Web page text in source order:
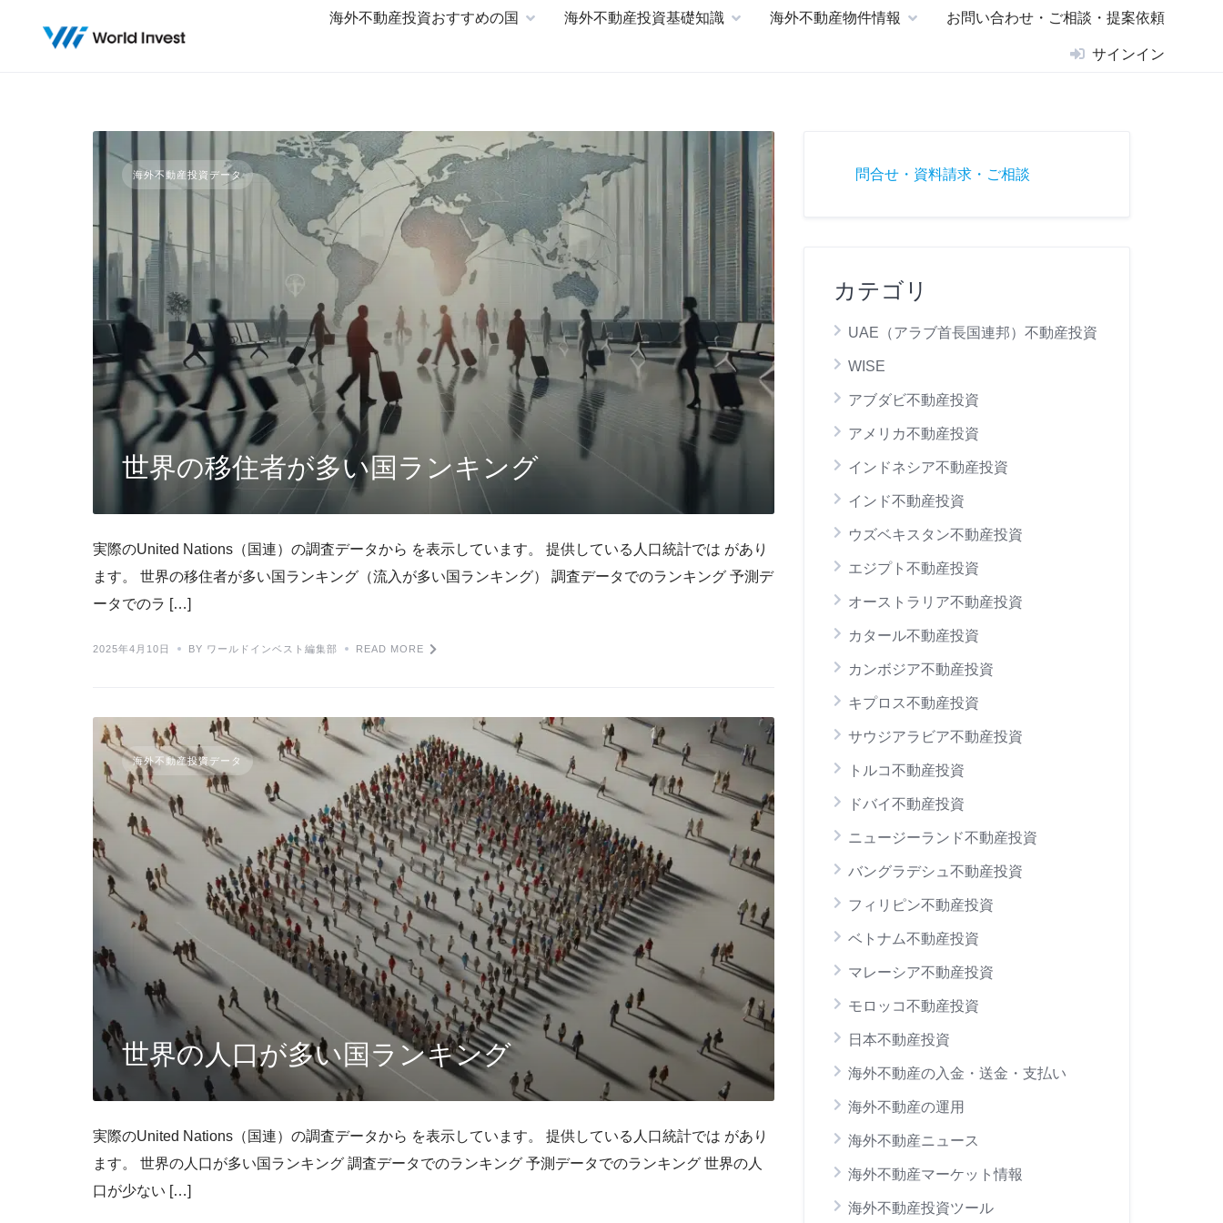
海外不動産投資おすすめの国 海外不動産投資基礎知識 海外不動産物件情報 お問い合わせ・ご相談・提案依頼
サインイン
海外不動産投資データ
世界の移住者が多い国ランキング
実際のUnited Nations（国連）の調査データから を表示しています。 提供している人口統計では があり
ます。 世界の移住者が多い国ランキング（流入が多い国ランキング） 調査データでのランキング 予測デ
ータでのラ […]
2025年4月10日 BY ワールドインベスト編集部 READ MORE
海外不動産投資データ
世界の人口が多い国ランキング
実際のUnited Nations（国連）の調査データから を表示しています。 提供している人口統計では があり
ます。 世界の人口が多い国ランキング 調査データでのランキング 予測データでのランキング 世界の人
口が少ない […]
問合せ・資料請求・ご相談
カテゴリ
UAE（アラブ首長国連邦）不動産投資
WISE
アブダビ不動産投資
アメリカ不動産投資
インドネシア不動産投資
インド不動産投資
ウズベキスタン不動産投資
エジプト不動産投資
オーストラリア不動産投資
カタール不動産投資
カンボジア不動産投資
キプロス不動産投資
サウジアラビア不動産投資
トルコ不動産投資
ドバイ不動産投資
ニュージーランド不動産投資
バングラデシュ不動産投資
フィリピン不動産投資
ベトナム不動産投資
マレーシア不動産投資
モロッコ不動産投資
日本不動産投資
海外不動産の入金・送金・支払い
海外不動産の運用
海外不動産ニュース
海外不動産マーケット情報
海外不動産投資ツール